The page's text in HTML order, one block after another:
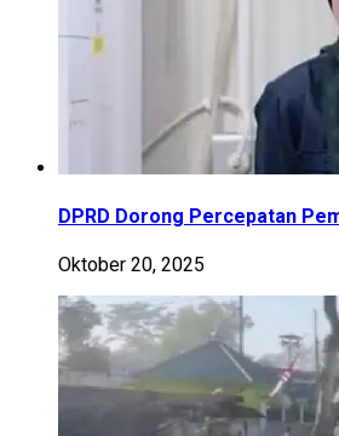
DPRD Dorong Percepatan
Oktober 20, 2025